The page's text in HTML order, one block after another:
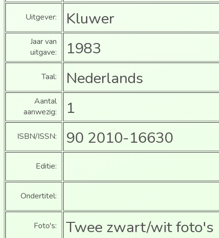
Uitgever: Kluwer
Jaar van
uitgave:
1983
Taal: Nederlands
Aantal
aanwezig:
1
ISBN/ISSN: 90 2010-16630
Editie:
Ondertitel:
Foto's: Twee zwart/wit foto's